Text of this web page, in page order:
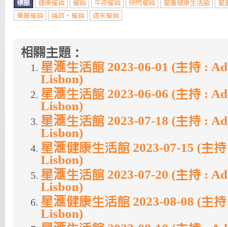
標籤 健康催銷 催銷 午夜催銷 快閃催銷 星滙健康生活館
星
華麗催銷
論政。催銷 週末催銷
相關主題：
星滙生活館 2023-06-01 (主持 :
Lisbon)
星滙生活館 2023-06-06 (主持 :
Lisbon)
星滙生活館 2023-07-18 (主持 :
Lisbon)
星滙健康生活館 2023-07-15 (主
Lisbon)
星滙生活館 2023-07-20 (主持 :
Lisbon)
星滙健康生活館 2023-08-08 (主
Lisbon)